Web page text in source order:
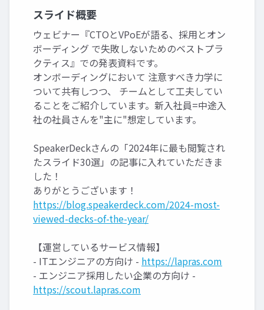
スライド概要
ウェビナー『CTOとVPoEが語る、採用とオン
ボーディング で失敗しないためのベストプラ
クティス』での発表資料です。
オンボーディングにおいて 注意すべき力学に
ついて共有しつつ、 チームとして工夫してい
ることをご紹介しています。新入社員=中途入
社の社員さんを"主に"想定しています。
SpeakerDeckさんの「2024年に最も閲覧され
たスライド30選」の記事に入れていただきま
した！
ありがとうございます！
https://blog.speakerdeck.com/2024-most-
viewed-decks-of-the-year/
【運営しているサービス情報】
- ITエンジニアの方向け - https://lapras.com
- エンジニア採用したい企業の方向け -
https://scout.lapras.com